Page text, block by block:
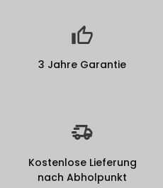
3 Jahre Garantie
Kostenlose Lieferung
nach Abholpunkt